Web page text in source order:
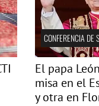
CONFERENCIA DE
El papa
misa en el
y otra en